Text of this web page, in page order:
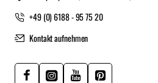
+49 (0) 6188 - 95 75 20
Kontakt aufnehmen